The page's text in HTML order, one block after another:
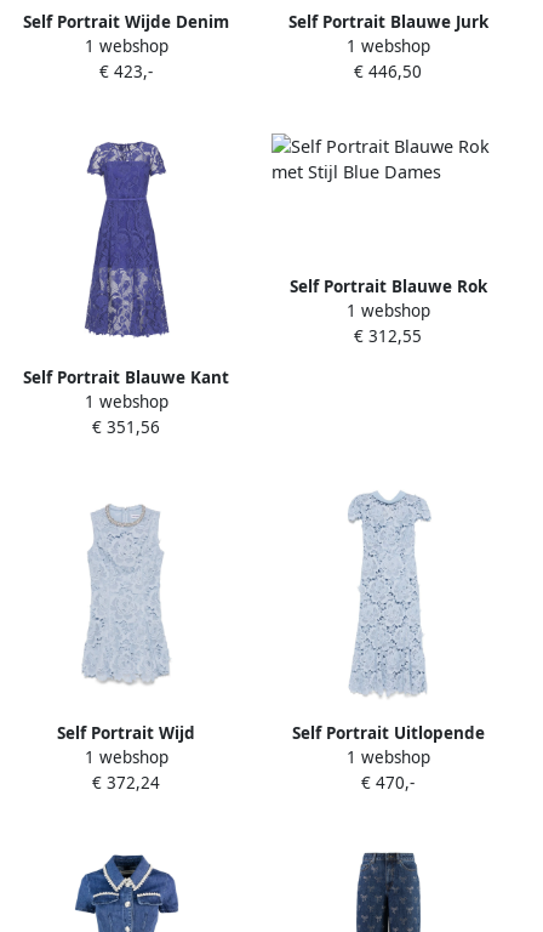
Self Portrait Wijde Denim
Jeans Blue Dames
1 webshop
€ 423,-
Self Portrait Blauwe Jurk
voor Vrouwen Blue Dames
1 webshop
€ 446,50
Self Portrait Blauwe Kant
Jurk met Riem Blue Dames
1 webshop
€ 351,56
Self Portrait Blauwe Rok
met Stijl Blue Dames
1 webshop
€ 312,55
Self Portrait Wijd
Uitlopende Zoom Kant Mini
Jurk Blue Dames
1 webshop
€ 372,24
Self Portrait Uitlopende
Zoom Blauwe Jurk Blue
Dames
1 webshop
€ 470,-